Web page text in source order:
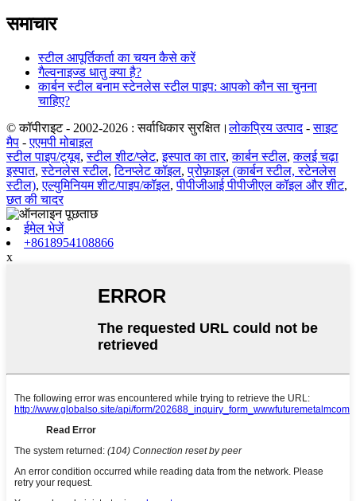
समाचार
स्टील आपूर्तिकर्ता का चयन कैसे करें
गैल्वनाइज्ड धातु क्या है?
कार्बन स्टील बनाम स्टेनलेस स्टील पाइप: आपको कौन सा चुनना
चाहिए?
© कॉपीराइट - 2002-2026 : सर्वाधिकार सुरक्षित।लोकप्रिय उत्पाद-साइट
मैप -एएमपी मोबाइल
स्टील पाइप/ट्यूब,स्टील शीट/प्लेट,इस्पात का तार,कार्बन स्टील,कलई चढ़ा
इस्पात,स्टेनलेस स्टील,टिनप्लेट कॉइल,प्रोफ़ाइल (कार्बन स्टील, स्टेनलेस
स्टील),एल्युमिनियम शीट/पाइप/कॉइल,पीपीजीआई पीपीजीएल कॉइल और शीट,
छत की चादर
ईमेल भेजें
+8618954108866
x